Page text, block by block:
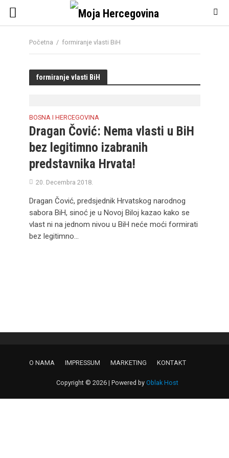
Početna / formiranje vlasti BiH
formiranje vlasti BiH
BOSNA I HERCEGOVINA
Dragan Čović: Nema vlasti u BiH
bez legitimno izabranih
predstavnika Hrvata!
20. Decembra 2018.
Dragan Čović, predsjednik Hrvatskog narodnog
sabora BiH, sinoć je u Novoj Biloj kazao kako se
vlast ni na jednom nivou u BiH neće moći formirati
bez legitimno...
O NAMA IMPRESSUM MARKETING KONTAKT
Copyright © 2026 | Powered by Oblak Host